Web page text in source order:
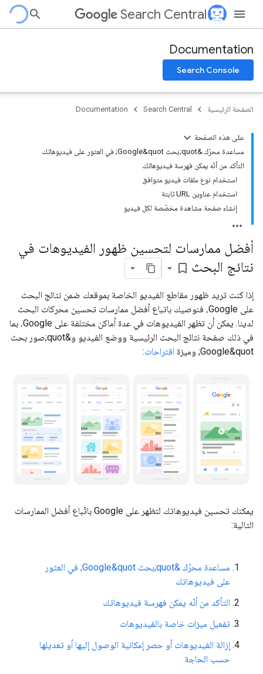
Search Central
Documentation
Search Console
الصفحة الرئيسية Search Central
Documentation
على هذه الصفحة
مساعدة محرّك &quot;بحث Google&quot; في العثور على فيديوهاتك
التأكد من أنّه يمكن فهرسة فيديوهاتك
استخدام نوع ملفات فيديو متوافق
استخدام عناوين URL ثابتة
إنشاء صفحة مشاهدة مخصّصة لكل فيديو
أفضل ممارسات لتحسين ظهور الفيديوهات في
نتائج البحث bookmark_border
إذا كنت تريد ظهور مقاطع الفيديو الخاصة بموقعك ضمن نتائج البحث
على Google، فنوصيك باتباع أفضل ممارسات تحسين محركات البحث
لدينا. يمكن أن تظهر الفيديوهات في عدة أماكن مختلفة على Google، بما
في ذلك صفحة نتائج البحث الرئيسية ووضع الفيديو و&quot;صور بحث
Google&quot; وميزة
اقتراحات:
يمكنك تحسين فيديوهاتك لتظهر على Google باتّباع أفضل الممارسات
التالية:
مساعدة محرّك &quot;بحث Google&quot; في العثور
على فيديوهاتك
التأكد من أنّه يمكن فهرسة فيديوهاتك
تفعيل ميزات خاصة بالفيديوهات
إزالة الفيديوهات أو حصر إمكانية الوصول إليها أو تعديلها
حسب الحاجة